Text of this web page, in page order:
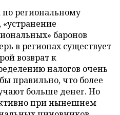
по региональному
баронов
в регионах существует
возврат к
налогов очень
правильно, что более
больше денег. Но
при нынешнем